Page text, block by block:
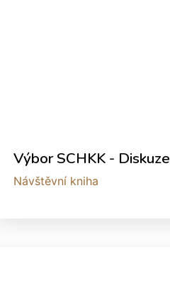
Výbor SCHKK - Diskuze
Návštěvní kniha